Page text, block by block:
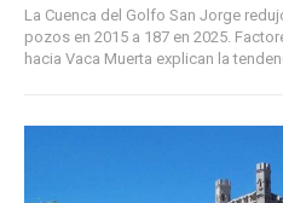
La Cuenca del Golfo San Jorge
pozos en 2015 a 187 en 2025.
hacia Vaca Muerta explican la